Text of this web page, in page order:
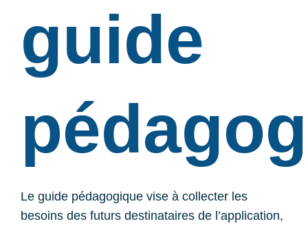
guide
Le guide pédagogique vise à collecter les
besoins des futurs destinataires de l’application,